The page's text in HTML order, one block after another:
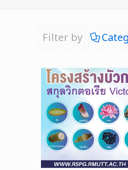
Filter by